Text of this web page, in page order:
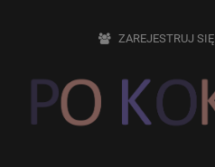
ZAREJESTRUJ SIĘ